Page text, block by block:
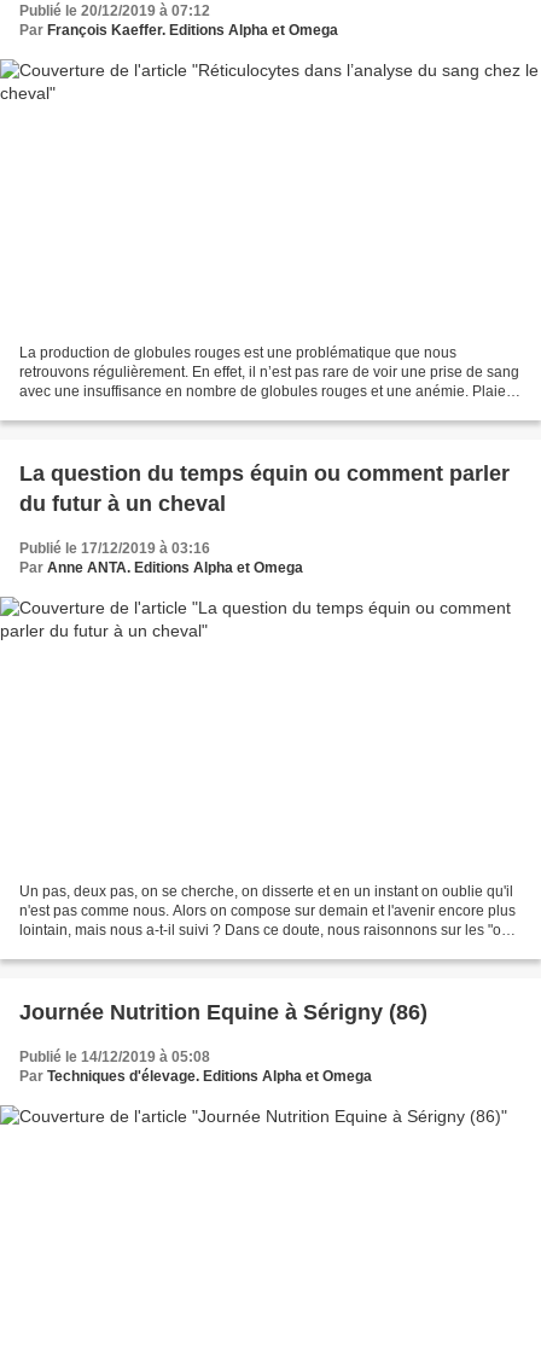
Publié le 20/12/2019 à 07:12
Par François Kaeffer. Editions Alpha et Omega
La production de globules rouges est une problématique que nous
retrouvons régulièrement. En effet, il n’est pas rare de voir une prise de sang
avec une insuffisance en nombre de globules rouges et une anémie. Plaies,
La question du temps équin ou comment parler
du futur à un cheval
Publié le 17/12/2019 à 03:16
Par Anne ANTA. Editions Alpha et Omega
Un pas, deux pas, on se cherche, on disserte et en un instant on oublie qu'il
n'est pas comme nous. Alors on compose sur demain et l'avenir encore plus
lointain, mais nous a-t-il suivi ? Dans ce doute, nous raisonnons sur les "on
Journée Nutrition Equine à Sérigny (86)
Publié le 14/12/2019 à 05:08
Par Techniques d'élevage. Editions Alpha et Omega